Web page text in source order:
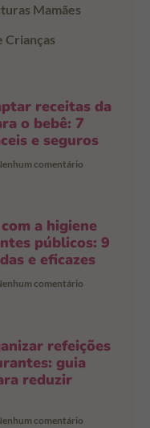
Mamães
Crianças
receitas da
o bebê: 7
e seguros
comentário
a higiene
públicos: 9
e eficazes
comentário
refeições
guia
reduzir
comentário